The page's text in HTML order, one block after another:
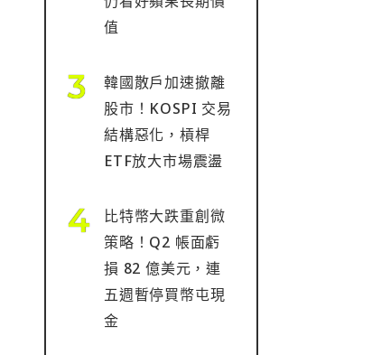
值
韓國散戶加速撤離
股市！KOSPI 交易
結構惡化，槓桿
ETF放大市場震盪
比特幣大跌重創微
策略！Q2 帳面虧
損 82 億美元，連
五週暫停買幣屯現
金